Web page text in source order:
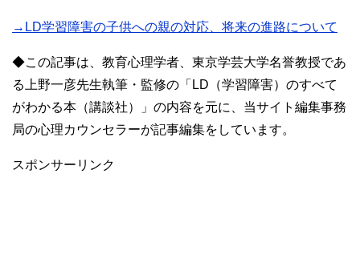
→LD学習障害の子供への親の対応、将来の進路について
◆この記事は、教育心理学者、東京学芸大学名誉教授であ
る上野一彦先生執筆・監修の「LD（学習障害）のすべて
がわかる本（講談社）」の内容を元に、当サイト編集事務
局の心理カウンセラーが記事編集をしています。
スポンサーリンク